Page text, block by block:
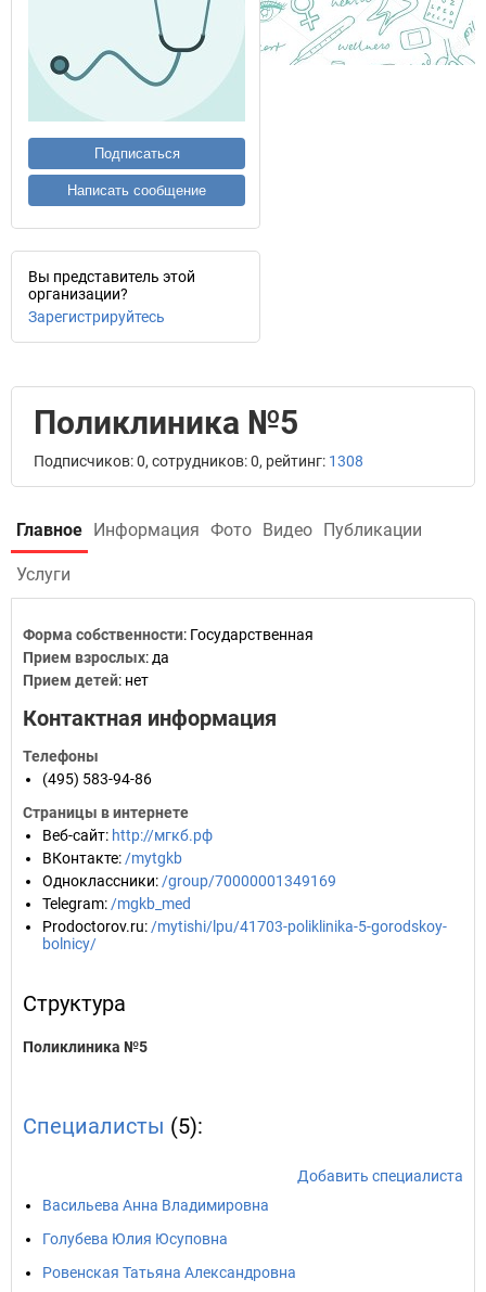
Подписаться
Написать сообщение
Вы представитель этой
организации?
Зарегистрируйтесь
Поликлиника №5
Подписчиков: 0, сотрудников: 0, рейтинг: 1308
Главное Информация Фото Видео Публикации
Услуги
Форма собственности: Государственная
Прием взрослых: да
Прием детей: нет
Контактная информация
Телефоны
(495) 583-94-86
Страницы в интернете
Веб-сайт: http://мгкб.рф
ВКонтакте: /mytgkb
Одноклассники: /group/70000001349169
Telegram: /mgkb_med
Prodoctorov.ru: /mytishi/lpu/41703-poliklinika-5-gorodskoy-
bolnicy/
Структура
Поликлиника №5
Специалисты (5):
Добавить специалиста
Васильева Анна Владимировна
Голубева Юлия Юсуповна
Ровенская Татьяна Александровна